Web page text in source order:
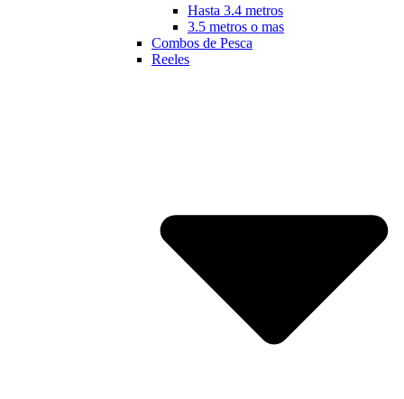
Hasta 3.4 metros
3.5 metros o mas
Combos de Pesca
Reeles